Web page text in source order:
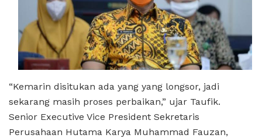
“Kemarin disitukan ada yang yang longsor, jadi
sekarang masih proses perbaikan,” ujar Taufik.
Senior Executive Vice President Sekretaris
Perusahaan Hutama Karya Muhammad Fauzan,